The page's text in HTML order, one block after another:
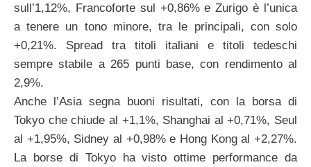
sull’1,12%, Francoforte sul +0,86% e Zurigo è l’unica
a tenere un tono minore, tra le principali, con solo
+0,21%. Spread tra titoli italiani e titoli tedeschi
sempre stabile a 265 punti base, con rendimento al
2,9%.
Anche l’Asia segna buoni risultati, con la borsa di
Tokyo che chiude al +1,1%, Shanghai al +0,71%, Seul
al +1,95%, Sidney al +0,98% e Hong Kong al +2,27%.
La borse di Tokyo ha visto ottime performance da